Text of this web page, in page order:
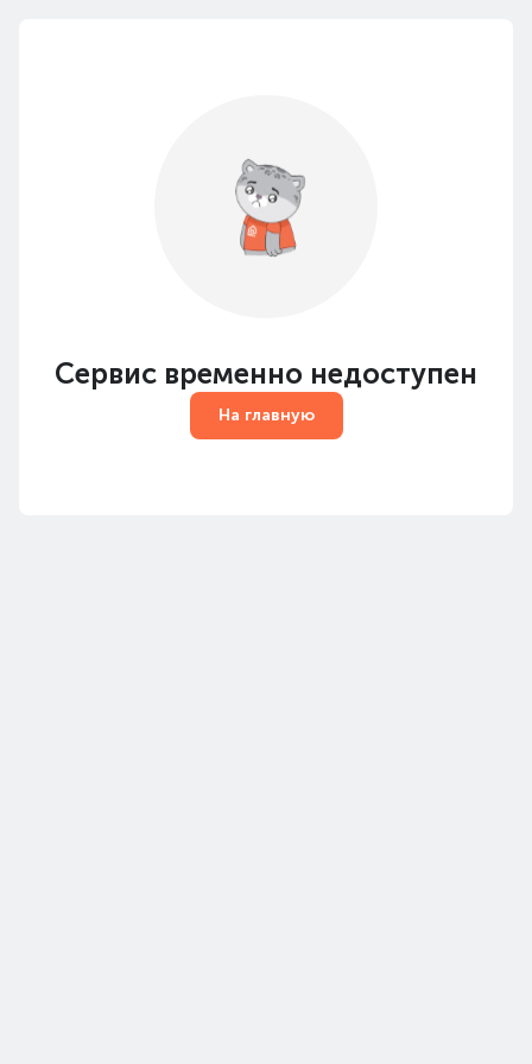
Сервис временно недоступен
На главную